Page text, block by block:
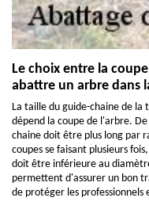
Le choix entre la
abattre un arbre dans
La taille du guide-chaine de la
dépend la coupe de l'arbre.
chaine doit être plus long par
coupes se faisant plusieurs
doit être inférieure au
permettent d'assurer un bon
de protéger les